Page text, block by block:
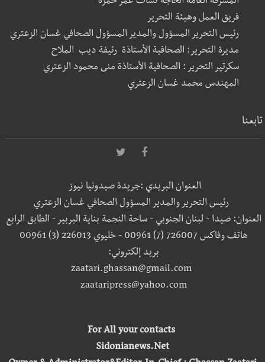
فريق العمل وهيئة التحرير
رئيس التحرير المسؤول والمدير المسؤول الصحافي غسان الزعتري
مديرة التحرير: الصحافية الأستاذة رئيفة ديب الملاح
سكرتير التحرير : الصحافية الأستاذة منى محمود الزعتري
المهندس محمد غسان الزعتري
تابعنا
العنوان البريدي :جريدة صيدونيا نيوز
رئيس التحرير والمدير المسؤول الصحافي غسان الزعتري
العنوان: صيدا - لبنان الجنوبي - ساحة النجمة بناية البربير - الطابق الرابع
هاتف وفاكس 726007 (7) 00961 - خليوي 226013 (3) 00961
بريد إلكتروني:
zaatari.ghassan@gmail.com
zaataripress@yahoo.com
For All your contacts
Sidonianews.Net